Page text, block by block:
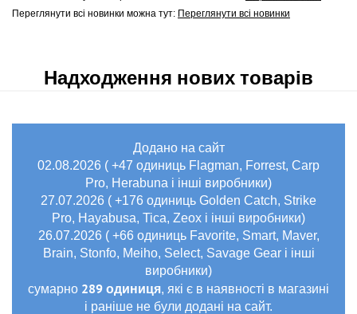
Переглянути всі новинки можна тут: Переглянути всі новинки
Надходження нових товарів
Додано на сайт
02.08.2026 ( +47 одиниць Flagman, Forrest, Carp
Pro, Herabuna і інші виробники)
27.07.2026 ( +176 одиниць Golden Catch, Strike
Pro, Hayabusa, Tica, Zeox і інші виробники)
26.07.2026 ( +66 одиниць Favorite, Smart, Maver,
Brain, Stonfo, Meiho, Select, Savage Gear і інші
виробники)
сумарно 289 одиниця, які є в наявності в магазині
і раніше не були додані на сайт.